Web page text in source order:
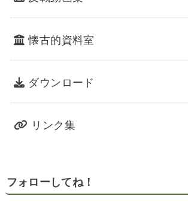
懐古的資料室
ダウンロード
リンク集
フォローしてね！